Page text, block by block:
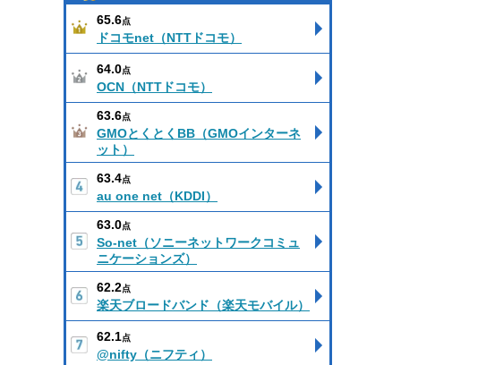
65.6点
ドコモnet（NTTドコモ）
64.0点
OCN（NTTドコモ）
63.6点
GMOとくとくBB（GMOインターネ
ット）
63.4点
au one net（KDDI）
63.0点
So-net（ソニーネットワークコミュ
ニケーションズ）
62.2点
楽天ブロードバンド（楽天モバイル）
62.1点
@nifty（ニフティ）